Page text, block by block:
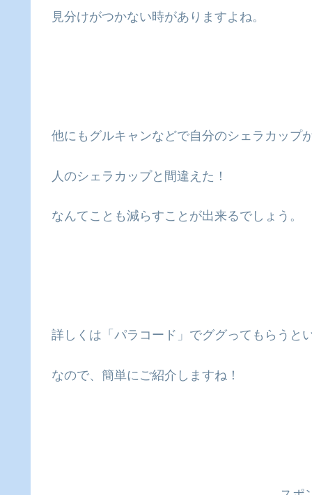
見分けがつかない時がありますよね。
他にもグルキャンなどで自分のシェラカップ
人のシェラカップと間違えた！
なんてことも減らすことが出来るでしょう。
詳しくは「パラコード」でググってもらうと
なので、簡単にご紹介しますね！